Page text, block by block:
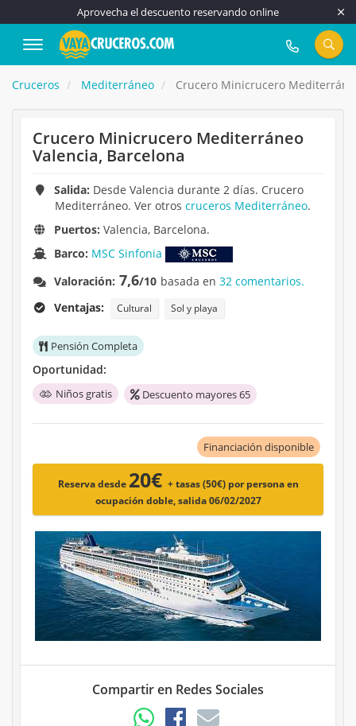
Aprovecha el descuento reservando online
917 815 555
Cruceros Mediterráneo Crucero Minicrucero
Crucero Minicrucero Mediterráneo
Valencia, Barcelona
Salida: Desde Valencia durante 2 días. Crucero
Mediterráneo. Ver otros cruceros Mediterráneo.
Puertos: Valencia, Barcelona.
Barco: MSC Sinfonia
Valoración: 7,6/10 basada en32 comentarios.
Ventajas:
Cultural Sol y playa
Pensión Completa
Oportunidad:
Niños gratis Descuento mayores 65
Financiación disponible
Reserva desde 20€ + tasas (50€) por persona en
ocupación doble, salida 06/02/2027
Compartir en Redes Sociales